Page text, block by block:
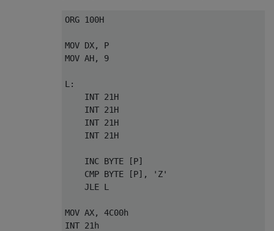
ORG 100H
MOV DX, P
MOV AH, 9
L:
    INT 21H
    INT 21H
    INT 21H
    INT 21H
    INC BYTE [P]
    CMP BYTE [P], 'Z'
    JLE L
MOV AX, 4C00h
INT 21h